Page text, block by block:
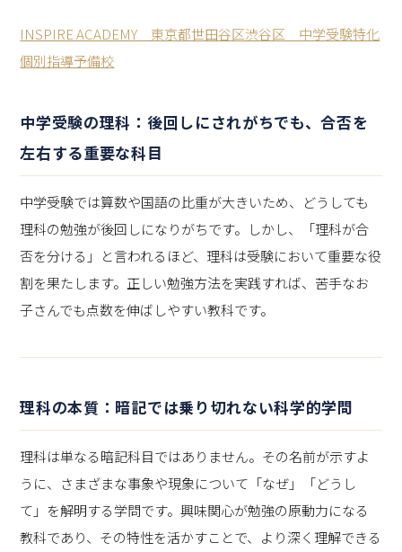
INSPIRE ACADEMY 東京都世田谷区渋谷区 中学受験特化
個別指導予備校
中学受験の理科：後回しにされがちでも、合否を
左右する重要な科目
中学受験では算数や国語の比重が大きいため、どうしても
理科の勉強が後回しになりがちです。しかし、「理科が合
否を分ける」と言われるほど、理科は受験において重要な役
割を果たします。正しい勉強方法を実践すれば、苦手なお
子さんでも点数を伸ばしやすい教科です。
理科の本質：暗記では乗り切れない科学的学問
理科は単なる暗記科目ではありません。その名前が示すよ
うに、さまざまな事象や現象について「なぜ」「どうし
て」を解明する学問です。興味関心が勉強の原動力になる
教科であり、その特性を活かすことで、より深く理解できる